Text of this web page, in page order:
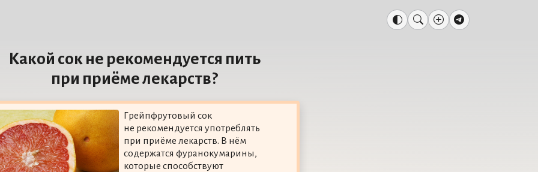
Какой сок не рекомендуется пить
при приёме лекарств?
Грейпфрутовый сок
не рекомендуется употреблять
при приёме лекарств. В нём
содержатся фуранокумарины,
которые способствуют